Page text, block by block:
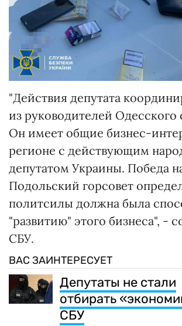
"Действия депутата
из руководителей Одесского
Он имеет общие бизнес-
регионе с действующим
депутатом Украины. Победа
Подольский горсовет
политсилы должна была
"развитию" этого бизнеса", -
СБУ.
ВАС ЗАИНТЕРЕСУЕТ
Депутаты не стали
отбирать
СБУ